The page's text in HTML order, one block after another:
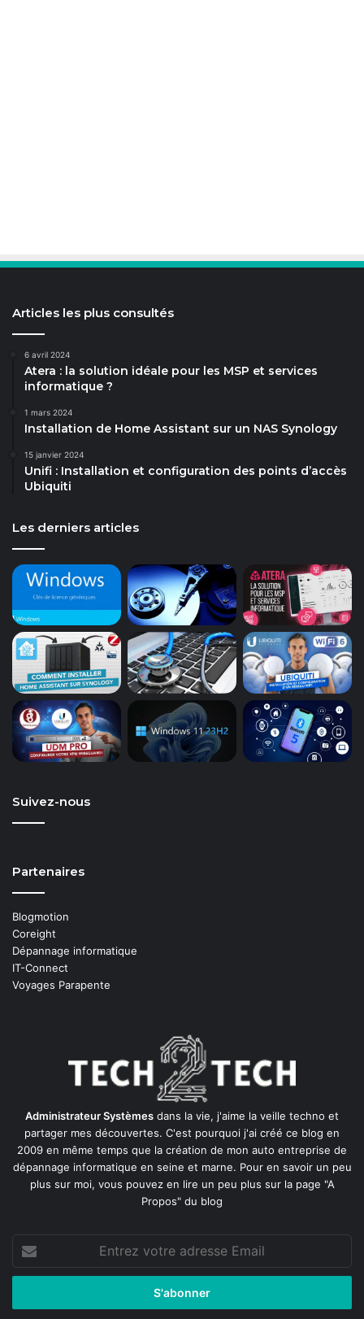
Articles les plus consultés
6 avril 2024
Atera : la solution idéale pour les MSP et services
informatique ?
1 mars 2024
Installation de Home Assistant sur un NAS Synology
15 janvier 2024
Unifi : Installation et configuration des points d’accès
Ubiquiti
Les derniers articles
Suivez-nous
Partenaires
Blogmotion
Coreight
Dépannage informatique
IT-Connect
Voyages Parapente
Administrateur Systèmes dans la vie, j'aime la veille techno et
partager mes découvertes. C'est pourquoi j'ai créé ce blog en
2009 en même temps que la création de mon auto entreprise de
dépannage informatique en seine et marne. Pour en savoir un peu
plus sur moi, vous pouvez en lire un peu plus sur la page "A
Propos" du blog
Entrez
votre
adresse